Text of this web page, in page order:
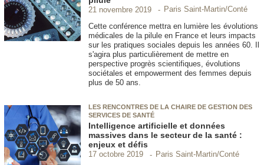
21 novembre 2019
Paris Saint-Martin/Conté
Cette conférence mettra en lumière les évolutions
médicales de la pilule en France et leurs impacts
sur les pratiques sociales depuis les années 60. Il
s'agira plus particulièrement de mettre en
perspective progrès scientifiques, évolutions
sociétales et empowerment des femmes depuis
plus de 50 ans.
LES RENCONTRES DE LA CHAIRE DE GESTION DES
SERVICES DE SANTÉ
Intelligence artificielle et données
massives dans le secteur de la santé :
enjeux et défis
17 octobre 2019
Paris Saint-Martin/Conté